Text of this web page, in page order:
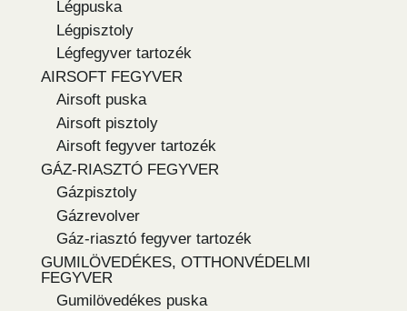
Légpuska
Légpisztoly
Légfegyver tartozék
AIRSOFT FEGYVER
Airsoft puska
Airsoft pisztoly
Airsoft fegyver tartozék
GÁZ-RIASZTÓ FEGYVER
Gázpisztoly
Gázrevolver
Gáz-riasztó fegyver tartozék
GUMILÖVEDÉKES, OTTHONVÉDELMI
FEGYVER
Gumilövedékes puska